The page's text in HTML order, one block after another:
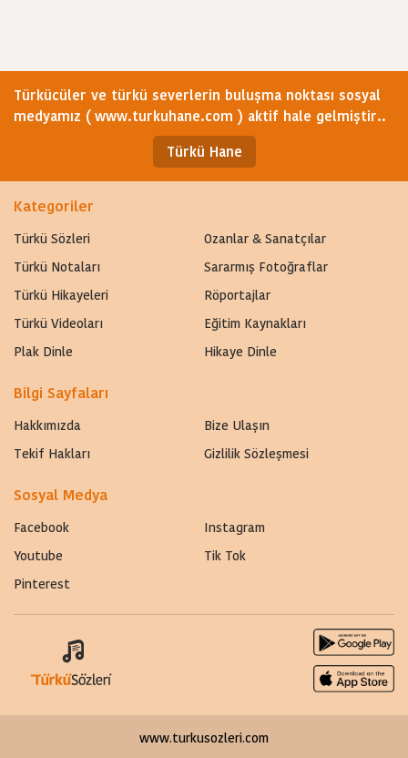
Türkücüler ve türkü severlerin buluşma noktası sosyal
medyamız ( www.turkuhane.com ) aktif hale gelmiştir..
Türkü Hane
Kategoriler
Türkü Sözleri
Ozanlar & Sanatçılar
Türkü Notaları
Sararmış Fotoğraflar
Türkü Hikayeleri
Röportajlar
Türkü Videoları
Eğitim Kaynakları
Plak Dinle
Hikaye Dinle
Bilgi Sayfaları
Hakkımızda
Bize Ulaşın
Tekif Hakları
Gizlilik Sözleşmesi
Sosyal Medya
Facebook
Instagram
Youtube
Tik Tok
Pinterest
www.turkusozleri.com